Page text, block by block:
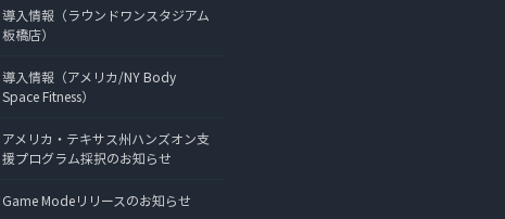
導入情報（ラウンドワンスタジアム
板橋店）
導入情報（アメリカ/NY Body
Space Fitness）
アメリカ・テキサス州ハンズオン支
援プログラム採択のお知らせ
Game Modeリリースのお知らせ